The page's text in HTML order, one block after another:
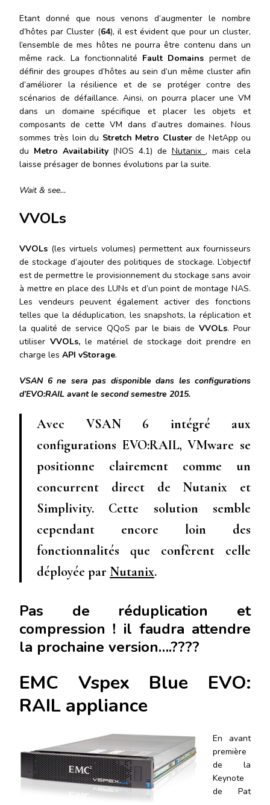
Etant donné que nous venons d’augmenter le nombre
d’hôtes par Cluster (64), il est évident que pour un cluster,
l’ensemble de mes hôtes ne pourra être contenu dans un
même rack. La fonctionnalité Fault Domains permet de
définir des groupes d’hôtes au sein d’un même cluster afin
d’améliorer la résilience et de se protéger contre des
scénarios de défaillance. Ainsi, on pourra placer une VM
dans un domaine spécifique et placer les objets et
composants de cette VM dans d’autres domaines. Nous
sommes très loin du Stretch Metro Clusterde NetApp ou
du Metro Availability(NOS 4.1) de Nutanix , mais cela
laisse présager de bonnes évolutions par la suite.
Wait & see…
VVOLs
VVOLs (les virtuels volumes) permettent aux fournisseurs
de stockage d’ajouter des politiques de stockage. L’objectif
est de permettre le provisionnement du stockage sans avoir
à mettre en place des LUNs et d’un point de montage NAS.
Les vendeurs peuvent également activer des fonctions
telles que la déduplication, les snapshots, la réplication et
la qualité de service QQoS par le biais de VVOLs. Pour
utiliser VVOLs,le matériel de stockage doit prendre en
charge les API vStorage.
VSAN 6 ne sera pas disponible dans les configurations
d’EVO:RAIL avant le second semestre 2015.
Avec VSAN 6 intégré aux
configurations EVO:RAIL, VMware se
positionne clairement comme un
concurrent direct de Nutanix et
Simplivity. Cette solution semble
cependant encore loin des
fonctionnalités que confèrent celle
déployée par Nutanix.
Pas de réduplication et
compression ! il faudra attendre
la prochaine version….????
EMC Vspex Blue EVO:
RAIL appliance
En avant
première
de la
Keynote
de Pat